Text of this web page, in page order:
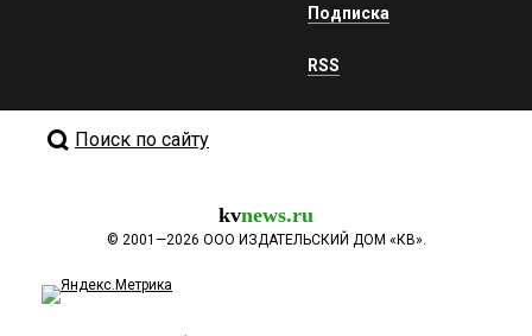
Подписка
RSS
Поиск по сайту
kvnews.ru
© 2001—2026 ООО ИЗДАТЕЛЬСКИЙ ДОМ «КВ».